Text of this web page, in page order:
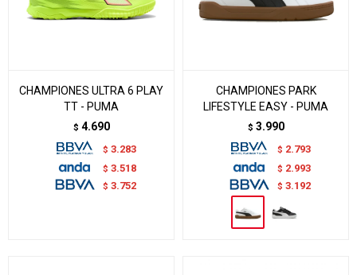
CHAMPIONES ULTRA 6 PLAY
TT - PUMA
$ 4.690
$ 3.283
$ 3.518
$ 3.752
CHAMPIONES PARK
LIFESTYLE EASY - PUMA
$ 3.990
$ 2.793
$ 2.993
$ 3.192